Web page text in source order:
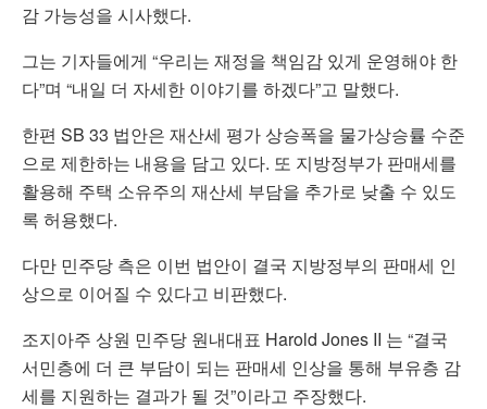
감 가능성을 시사했다.
그는 기자들에게 “우리는 재정을 책임감 있게 운영해야 한
다”며 “내일 더 자세한 이야기를 하겠다”고 말했다.
한편 SB 33 법안은 재산세 평가 상승폭을 물가상승률 수준
으로 제한하는 내용을 담고 있다. 또 지방정부가 판매세를
활용해 주택 소유주의 재산세 부담을 추가로 낮출 수 있도
록 허용했다.
다만 민주당 측은 이번 법안이 결국 지방정부의 판매세 인
상으로 이어질 수 있다고 비판했다.
조지아주 상원 민주당 원내대표 Harold Jones II 는 “결국
서민층에 더 큰 부담이 되는 판매세 인상을 통해 부유층 감
세를 지원하는 결과가 될 것”이라고 주장했다.